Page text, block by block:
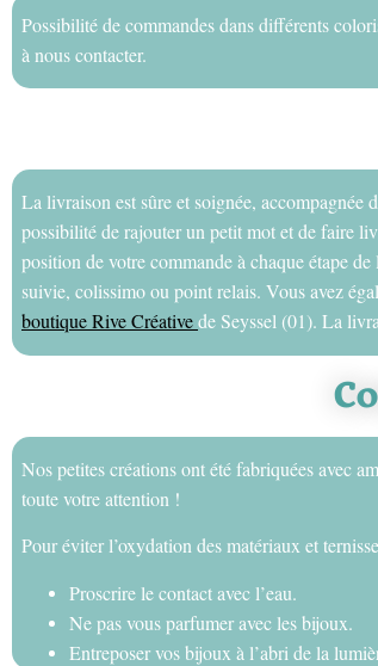
Possibilité de commandes dans différents
à nous contacter.
La livraison est sûre et soignée, accompagnée
possibilité de rajouter un petit mot et de faire
position de votre commande à chaque étape
suivie, colissimo ou point relais. Vous avez
boutique Rive Créativede Seyssel (01). La
Nos petites créations ont été fabriquées avec
toute votre attention !
Pour éviter l’oxydation des matériaux et
Proscrire le contact avec l’eau.
Ne pas vous parfumer avec les bijoux.
Entreposer vos bijoux à l’abri de la